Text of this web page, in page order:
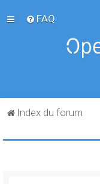
FAQ
Index du forum